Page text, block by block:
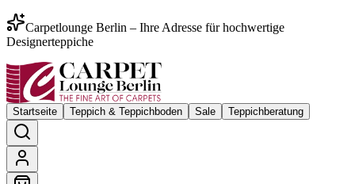
Carpetlounge Berlin – Ihre Adresse für hochwertige
Designerteppiche
Startseite Teppich & Teppichboden Sale Teppichberatung